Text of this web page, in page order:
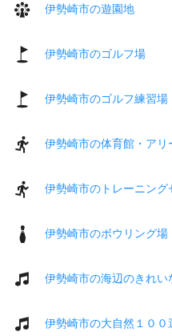
伊勢崎市の遊園地
伊勢崎市のゴルフ場
伊勢崎市のゴルフ練習場
伊勢崎市の体育館・アリ
伊勢崎市のトレーニング
伊勢崎市のボウリング場
伊勢崎市の海辺のきれい
伊勢崎市の大自然１００